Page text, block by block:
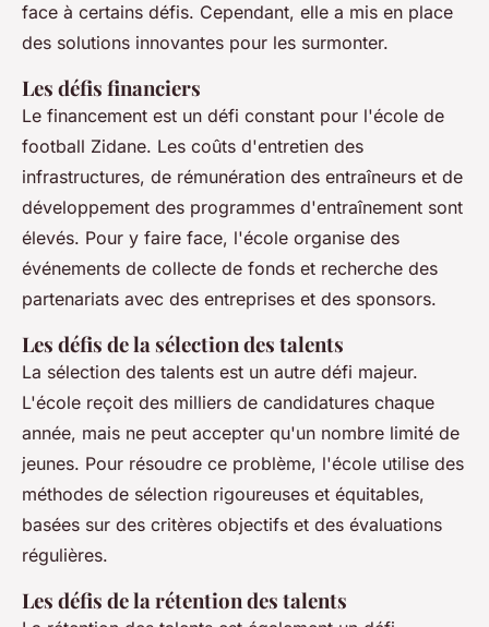
face à certains défis. Cependant, elle a mis en place
des solutions innovantes pour les surmonter.
Les défis financiers
Le financement est un défi constant pour l'école de
football Zidane. Les coûts d'entretien des
infrastructures, de rémunération des entraîneurs et de
développement des programmes d'entraînement sont
élevés. Pour y faire face, l'école organise des
événements de collecte de fonds et recherche des
partenariats avec des entreprises et des sponsors.
Les défis de la sélection des talents
La sélection des talents est un autre défi majeur.
L'école reçoit des milliers de candidatures chaque
année, mais ne peut accepter qu'un nombre limité de
jeunes. Pour résoudre ce problème, l'école utilise des
méthodes de sélection rigoureuses et équitables,
basées sur des critères objectifs et des évaluations
régulières.
Les défis de la rétention des talents